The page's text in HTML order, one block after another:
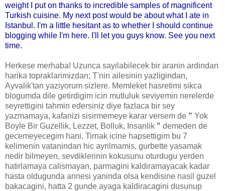
weight I put on thanks to incredible samples of magnificent
Turkish cuisine. My next post would be about what I ate in
Istanbul. I'm a little hesitant as to whether I should continue
blogging while I'm here. I'll let you guys know. See you next
time.
Herkese merhaba! Uzunca sayilabilecek bir aranin ardindan
harika topraklarimizdan; T'nin ailesinin yazligindan,
Ayvalik'tan yaziyorum sizlere. Memleket hasretimi sikca
blogumda dile getirdigim icin mutluluk seviyemin nerelerde
seyrettigini tahmin edersiniz diye fazlaca bir sey
yazmamaya, kafanizi sisirmemeye karar versem de " Yok
Boyle Bir Guzellik, Lezzet, Bolluk, Insanlik " demeden de
gecemeyecegim hani. Tirnak icine hapsettigim bu 7
kelimenin vatanindan hic ayrilmamis, gurbette yasamak
nedir bilmeyen, sevdiklerinin kokusunu oturdugu yerden
hatirlamaya calismayan, parmagini kaldiramayacak kadar
hasta oldugunda annesi yaninda olsa kendisine nasil guzel
bakacagini, hatta 2 gunde ayaga kaldiracagini dusunup